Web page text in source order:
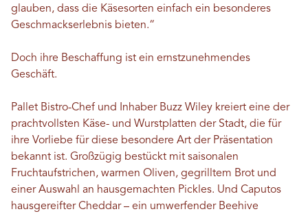
glauben, dass die Käsesorten einfach ein besonderes
Geschmackserlebnis bieten.“
Doch ihre Beschaffung ist ein ernstzunehmendes
Geschäft.
Pallet Bistro-Chef und Inhaber Buzz Wiley kreiert eine der
prachtvollsten Käse- und Wurstplatten der Stadt, die für
ihre Vorliebe für diese besondere Art der Präsentation
bekannt ist. Großzügig bestückt mit saisonalen
Fruchtaufstrichen, warmen Oliven, gegrilltem Brot und
einer Auswahl an hausgemachten Pickles. Und Caputos
hausgereifter Cheddar – ein umwerfender Beehive